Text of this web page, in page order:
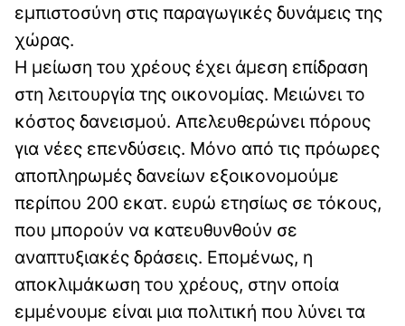
εμπιστοσύνη στις παραγωγικές δυνάμεις της
χώρας.
Η μείωση του χρέους έχει άμεση επίδραση
στη λειτουργία της οικονομίας. Μειώνει το
κόστος δανεισμού. Απελευθερώνει πόρους
για νέες επενδύσεις. Μόνο από τις πρόωρες
αποπληρωμές δανείων εξοικονομούμε
περίπου 200 εκατ. ευρώ ετησίως σε τόκους,
που μπορούν να κατευθυνθούν σε
αναπτυξιακές δράσεις. Επομένως, η
αποκλιμάκωση του χρέους, στην οποία
εμμένουμε είναι μια πολιτική που λύνει τα